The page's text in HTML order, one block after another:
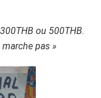
ou 500THB.
pas »